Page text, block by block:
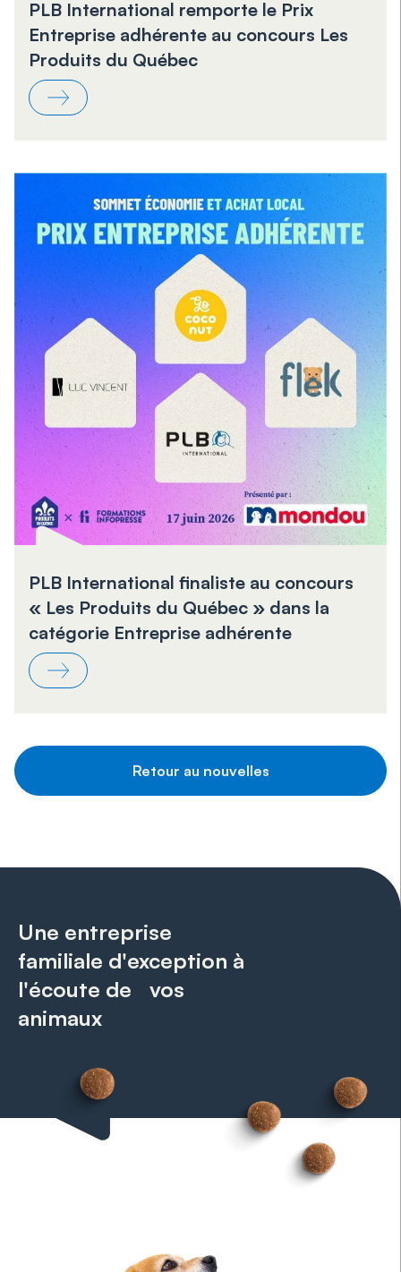
PLB International remporte le Prix
Entreprise adhérente au concours Les
Produits du Québec
PLB International finaliste au concours
« Les Produits du Québec » dans la
catégorie Entreprise adhérente
Retour au nouvelles
Une entreprise
familiale d'exception à
l'écoute de vos
animaux